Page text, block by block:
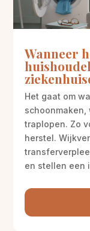
Wanneer
Het gaat om
traplopen. Zo
herstel.
en stellen een